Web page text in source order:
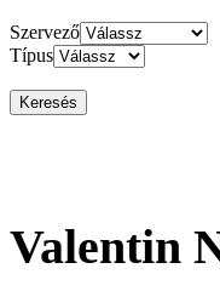
Szervező
Típus
Valentin